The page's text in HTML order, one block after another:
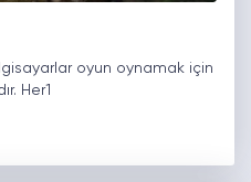
oyun oynamak için
Her1